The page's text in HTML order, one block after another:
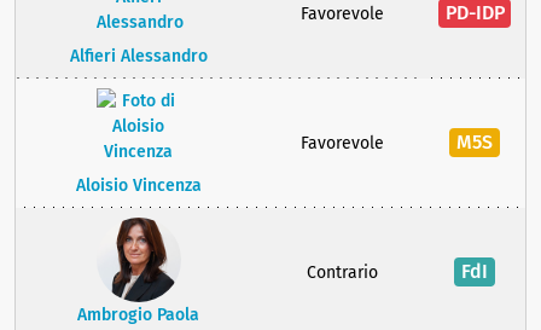
Alfieri Alessandro
Favorevole PD-IDP
Aloisio Vincenza
Favorevole M5S
Ambrogio Paola
Contrario FdI